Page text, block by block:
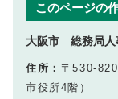
このページの
大阪市 総務局人
住所： 〒530-
市役所4階）